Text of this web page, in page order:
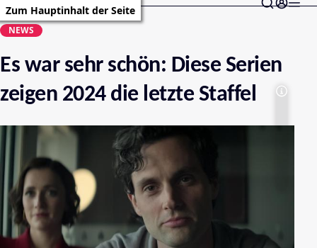
Zum Hauptinhalt der Seite
NEWS
Es war sehr schön: Diese Serien
zeigen 2024 die letzte Staffel